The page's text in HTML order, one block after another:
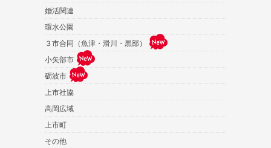
婚活関連
環水公園
３市合同（魚津・滑川・黒部）
小矢部市
砺波市
上市社協
高岡広域
上市町
その他